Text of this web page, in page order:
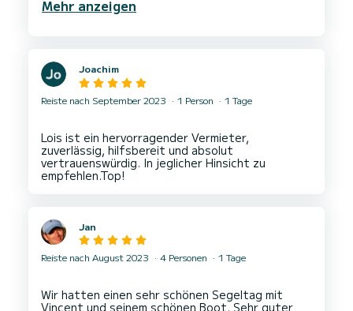
Kinder war der Jobe Airstream, der für zwei
Mehr anzeigen
Joachim
Reiste nach September 2023 1 Person 1 Tage
Lois ist ein hervorragender Vermieter,
zuverlässig, hilfsbereit und absolut
vertrauenswürdig. In jeglicher Hinsicht zu
Jan
Reiste nach August 2023 4 Personen 1 Tage
Wir hatten einen sehr schönen Segeltag mit
Vincent und seinem schönen Boot. Sehr guter